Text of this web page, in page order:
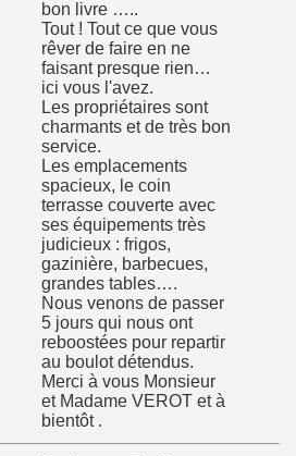
bon livre …..
Tout ! Tout ce que vous
rêver de faire en ne
faisant presque rien…
ici vous l'avez.
Les propriétaires sont
charmants et de très bon
service.
Les emplacements
spacieux, le coin
terrasse couverte avec
ses équipements très
judicieux : frigos,
gazinière, barbecues,
grandes tables….
Nous venons de passer
5 jours qui nous ont
reboostées pour repartir
au boulot détendus.
Merci à vous Monsieur
et Madame VEROT et à
bientôt .